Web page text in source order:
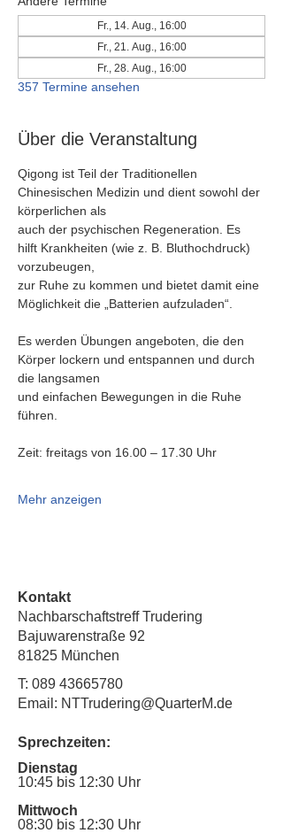
Fr., 14. Aug., 16:00
Fr., 21. Aug., 16:00
Fr., 28. Aug., 16:00
357 Termine ansehen
Über die Veranstaltung
Qigong ist Teil der Traditionellen
Chinesischen Medizin und dient sowohl der
körperlichen als
auch der psychischen Regeneration. Es
hilft Krankheiten (wie z. B. Bluthochdruck)
vorzubeugen,
zur Ruhe zu kommen und bietet damit eine
Möglichkeit die „Batterien aufzuladen“.
Es werden Übungen angeboten, die den
Körper lockern und entspannen und durch
die langsamen
und einfachen Bewegungen in die Ruhe
führen.
Zeit: freitags von 16.00 – 17.30 Uhr
Mehr anzeigen
Kontakt
Nachbarschaftstreff Trudering
Bajuwarenstraße 92
81825 München
T: 089 43665780
Email: NTTrudering@QuarterM.de
Sprechzeiten:
Dienstag
10:45 bis 12:30 Uhr
Mittwoch
08:30 bis 12:30 Uhr